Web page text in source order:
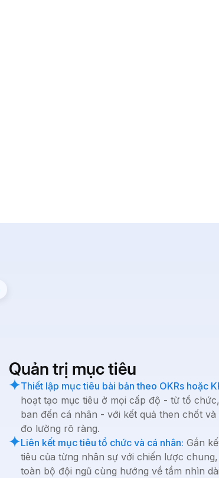
Quản trị mục tiêu
Thiết lập mục tiêu bài bản theo OKRs hoặc
hoạt tạo mục tiêu ở mọi cấp độ - từ tổ
ban đến cá nhân - với kết quả then chốt và
đo lường rõ ràng.
Liên kết mục tiêu tổ chức và cá nhân: Gắn
tiêu của từng nhân sự với chiến lược
toàn bộ đội ngũ cùng hướng về tầm nhìn